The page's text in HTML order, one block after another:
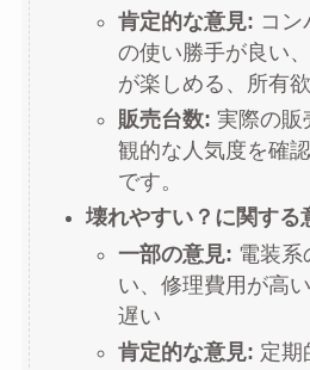
肯定的な意見: コン
の使い勝手が良い
が楽しめる、所有
販売台数: 実際の販
観的な人気度を確
です。
壊れやすい？に関する
一部の意見: 電装系
い、修理費用が高
遅い
肯定的な意見: 定期